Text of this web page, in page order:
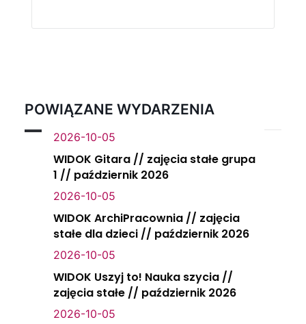
POWIĄZANE WYDARZENIA
2026-10-05
WIDOK Gitara // zajęcia stałe grupa
1 // październik 2026
2026-10-05
WIDOK ArchiPracownia // zajęcia
stałe dla dzieci // październik 2026
2026-10-05
WIDOK Uszyj to! Nauka szycia //
zajęcia stałe // październik 2026
2026-10-05